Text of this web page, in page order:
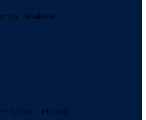
Havalimanı
Çorlu - Tekirdağ